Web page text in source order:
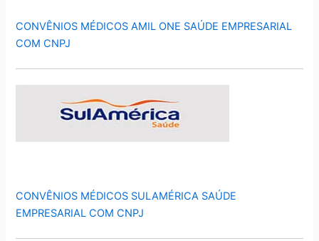
CONVÊNIOS MÉDICOS AMIL ONE SAÚDE EMPRESARIAL
COM CNPJ
CONVÊNIOS MÉDICOS SULAMÉRICA SAÚDE
EMPRESARIAL COM CNPJ